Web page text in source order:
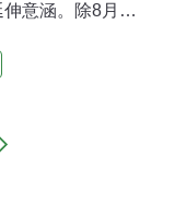
意涵。除8月將
化反應爐
World Nuclear